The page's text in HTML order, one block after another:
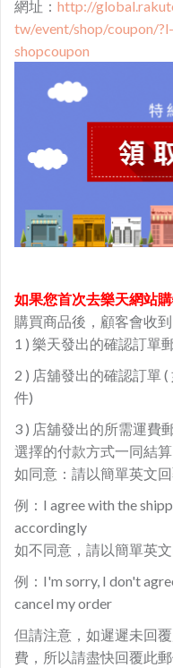
網址： http://
tw/event/shop/coupon/
shopcoupon
如果您首次去樂天網站
購買商品後，顧客會收到
1 ) 樂天發出的確認訂單
2 ) 店舖發出的確認訂單
件)
3 ) 店舖發出的所需運費
選擇的付款方式一同結算
如同意：請以簡單英文回
例：I agree with the
accordingly
如不同意，請以簡單英文
例：I'm sorry, I don't
cancel my order
但請注意，如遲遲未回
費，所以請盡快回覆此